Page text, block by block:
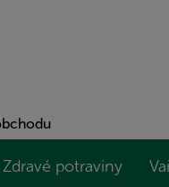
Zdravé potraviny